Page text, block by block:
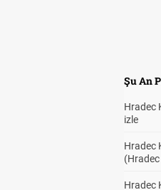
Şu An
Hradec
izle
Hradec
Hradec